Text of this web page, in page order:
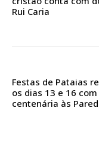
Acesso
Rui Caria
Festas de Pataias
os dias 13 e 16
centenária às